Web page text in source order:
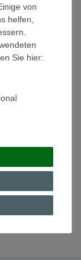
Signs Thomas
von
helfen,
Sie hier: